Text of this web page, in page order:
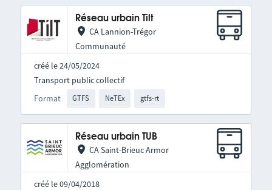
Réseau urbain Tilt
CA Lannion-Trégor
Communauté
créé le 24/05/2024
Format GTFS NeTEx gtfs-rt
Transport public collectif
Réseau urbain TUB
CA Saint-Brieuc Armor
Agglomération
créé le 09/04/2018